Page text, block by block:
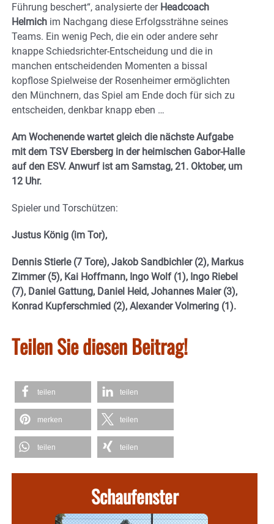
Führung beschert“, analysierte der Headcoach
Helmich im Nachgang diese Erfolgssträhne seines
Teams. Ein wenig Pech, die ein oder andere sehr
knappe Schiedsrichter-Entscheidung und die in
manchen entscheidenden Momenten a bissal
kopflose Spielweise der Rosenheimer ermöglichten
den Münchnern, das Spiel am Ende doch für sich zu
entscheiden, denkbar knapp eben …
Am Wochenende wartet gleich die nächste Aufgabe
mit dem TSV Ebersberg in der heimischen Gabor-Halle
auf den ESV. Anwurf ist am Samstag, 21. Oktober, um
12 Uhr.
Spieler und Torschützen:
Justus König (im Tor),
Dennis Stierle (7 Tore), Jakob Sandbichler (2), Markus
Zimmer (5), Kai Hoffmann, Ingo Wolf (1), Ingo Riebel
(7), Daniel Gattung, Daniel Heid, Johannes Maier (3),
Konrad Kupferschmied (2), Alexander Volmering (1).
Teilen Sie diesen Beitrag!
teilen teilen
merken teilen
teilen teilen
Schaufenster